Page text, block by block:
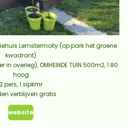
Lemstermolly (op park het groene
kwadrant)
in overleg), OMHEINDE TUIN 500m2, 1.80
hoog
2 pers, 1 slpkmr
verblijven gratis
website